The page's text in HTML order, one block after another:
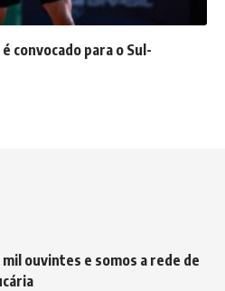
convocado para o Sul-
ouvintes e somos a rede de